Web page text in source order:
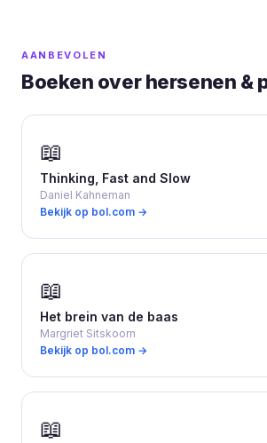
AANBEVOLEN
Boeken over hersenen &
📖
Thinking, Fast and Slow
Daniel Kahneman
Bekijk op bol.com →
📖
Het brein van de baas
Margriet Sitskoorn
Bekijk op bol.com →
📖